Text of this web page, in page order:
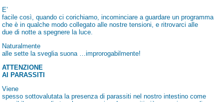
E’
facile così, quando ci corichiamo, incominciare a guardare un programma
che è in qualche modo collegato alle nostre tensioni, e ritrovarci alle
due di notte a spegnere la luce.
Naturalmente
alle sette la sveglia suona …improrogabilmente!
ATTENZIONE
AI PARASSITI
Viene
spesso sottovalutata la presenza di parassiti nel nostro intestino come